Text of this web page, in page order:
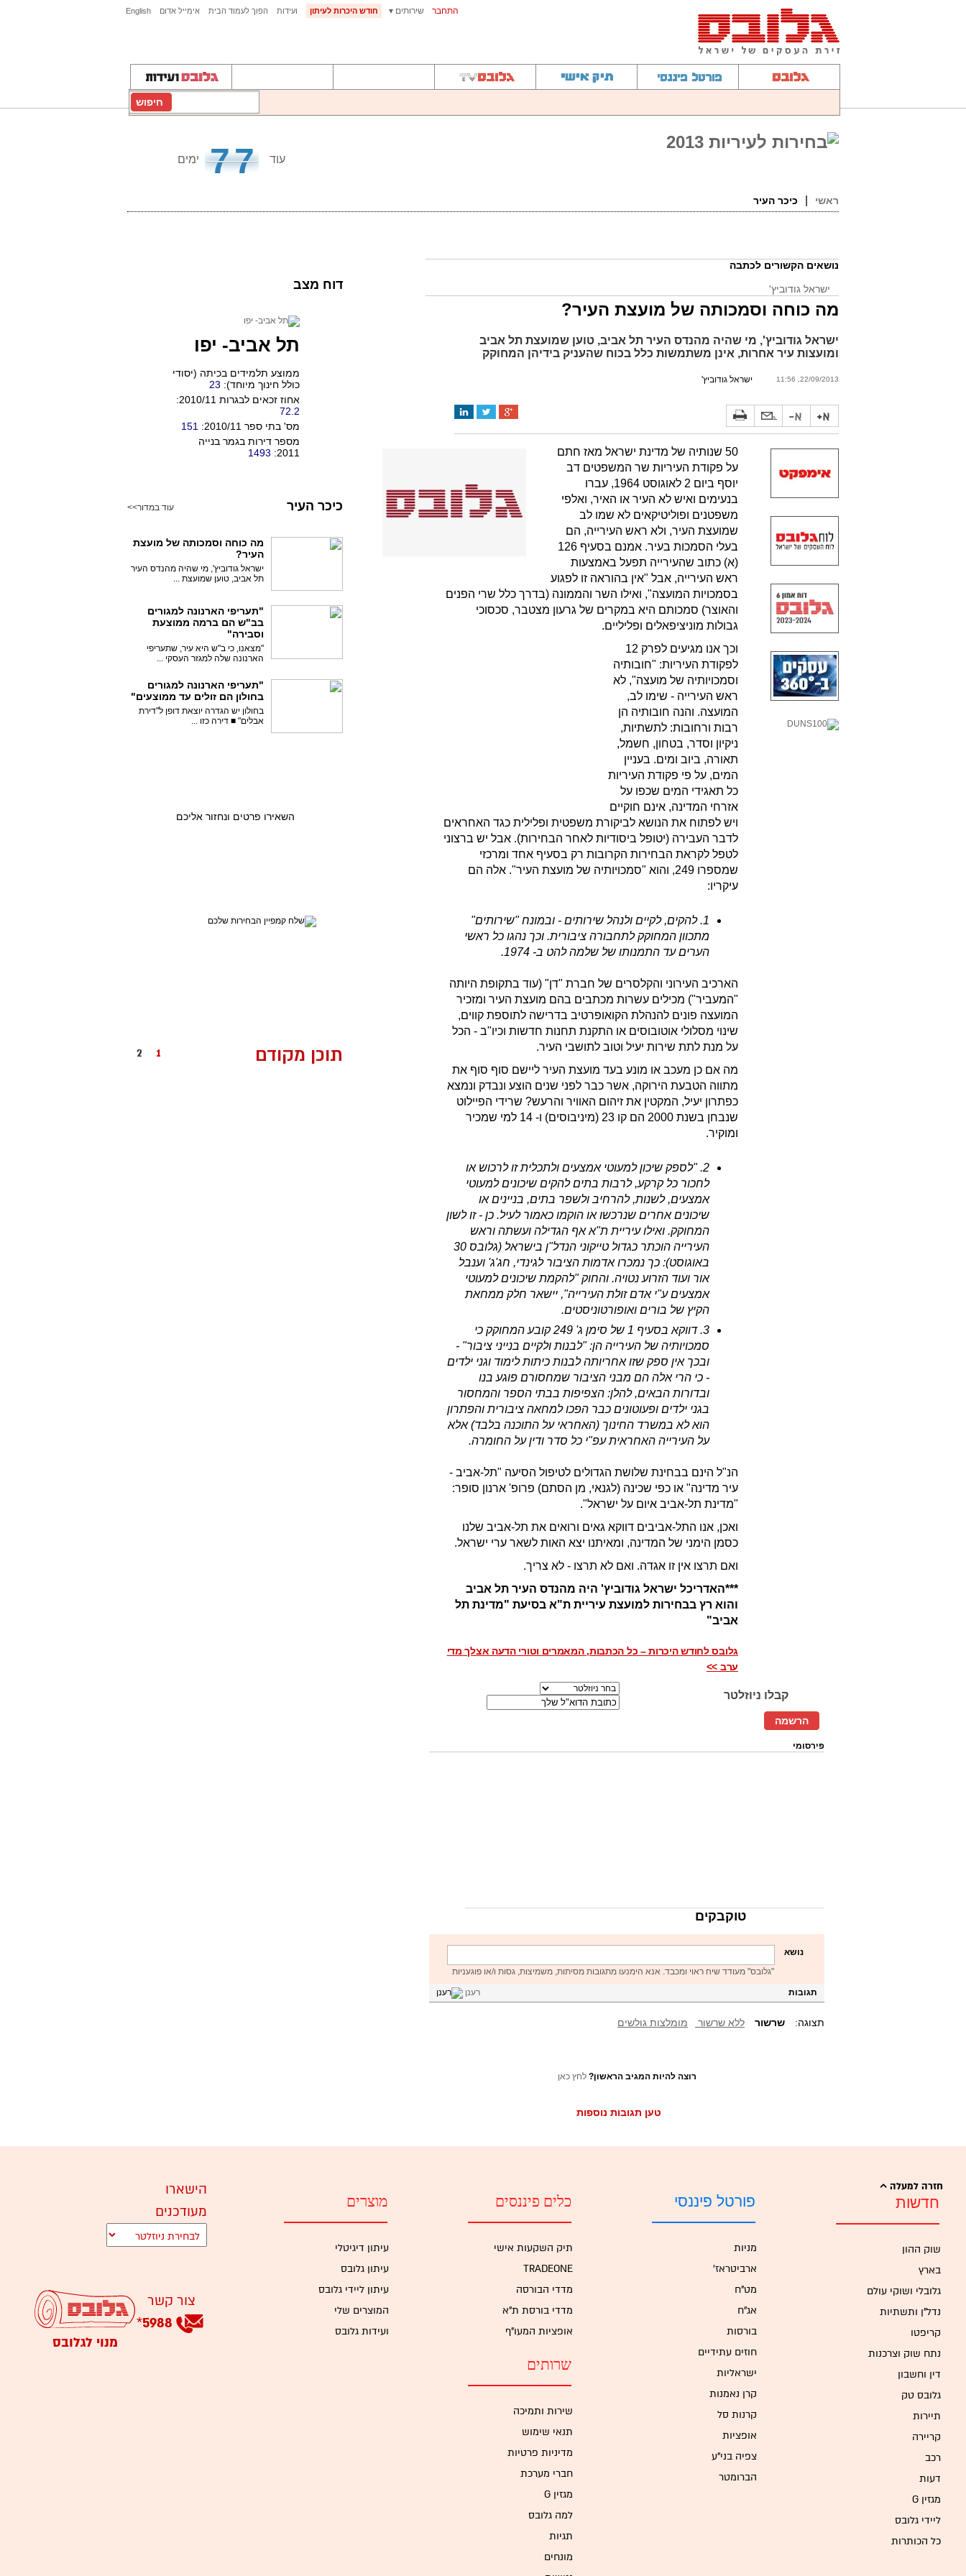
English אימייל אדום הפוך לעמוד הבית ועידות חודש היכרות לעיתון שירותים ▾ התחבר
חיפוש
עוד 77 ימים
ראשי כיכר העיר
נושאים הקשורים לכתבה
ישראל גודוביץ'
עיריות
תל אביב
מה כוחה וסמכותה של מועצת העיר?
ישראל גודוביץ', מי שהיה מהנדס העיר תל אביב, טוען שמועצת תל אביב
ומועצות עיר אחרות, אינן משתמשות כלל בכוח שהעניק בידיהן המחוקק
22/09/2013, 11:56 ישראל גודוביץ'
50 שנותיה של מדינת ישראל מאז חתם
על פקודת העיריות שר המשפטים דב
יוסף ביום 2 לאוגוסט 1964, עברו
בנעימים ואיש לא העיר או האיר, ואלפי
משפטנים ופוליטיקאים לא שמו לב
שמועצת העיר, ולא ראש העירייה, הם
בעלי הסמכות בעיר. אמנם בסעיף 126
(א) כתוב שהעירייה תפעל באמצעות
ראש העירייה, אבל "אין בהוראה זו לפגוע
בסמכויות המועצה", ואילו השר והממונה (בדרך כלל שרי הפנים
והאוצר) סמכותם היא במקרים של גרעון מצטבר, סכסוכי
גבולות מוניציפאלים ופליליים.
וכך אנו מגיעים לפרק 12
לפקודת העיריות: "חובותיה
וסמכויותיה של מועצה", לא
ראש העירייה - שימו לב,
המועצה. והנה חובותיה הן
רבות ורחובות: לתשתיות,
ניקיון וסדר, בטחון, חשמל,
תאורה, ביוב ומים. בעניין
המים, על פי פקודת העיריות
כל תאגידי המים שכפו על
אזרחי המדינה, אינם חוקיים
ויש לפתוח את הנושא לביקורת משפטית ופלילית כגד האחראים
לדבר העבירה (יטופל ביסודיות לאחר הבחירות). אבל יש ברצוני
לטפל לקראת הבחירות הקרובות רק בסעיף אחד ומרכזי
שמספרו 249, והוא "סמכויותיה של מועצת העיר". אלה הם
עיקריו:
1. להקים, לקיים ולנהל שירותים - ובמונח "שירותים"
מתכוון המחוקק לתחבורה ציבורית. וכך נהגו כל ראשי
הערים עד התמנותו של שלמה להט ב- 1974.
הארכיב העירוני והקלסרים של חברת "דן" (עוד בתקופת היותה
"המעביר") מכילים עשרות מכתבים בהם מועצת העיר ומזכיר
המועצה פונים להנהלת הקואופרטיב בדרישה לתוספת קווים,
שינוי מסלולי אוטובוסים או התקנת תחנות חדשות וכיו"ב - הכל
על מנת לתת שירות יעיל וטוב לתושבי העיר.
מה אם כן מעכב או מונע בעד מועצת העיר ליישם סוף סוף את
מתווה הטבעת הירוקה, אשר כבר לפני שנים הוצע ונבדק ונמצא
כפתרון יעיל, המקטין את זיהום האוויר והרעש? שרידי הפיילוט
שנבחן בשנת 2000 הם קו 23 (מיניבוסים) ו- 14 למי שמכיר
ומוקיר.
2. "לספק שיכון למעוטי אמצעים ולתכלית זו לרכוש או
לחכור כל קרקע, לרבות בתים להקים שיכונים למעוטי
אמצעים, לשנות, להרחיב ולשפר בתים, בניינים או
שיכונים אחרים שנרכשו או הוקמו כאמור לעיל. כן - זו לשון
המחוקק. ואילו עיריית ת"א אף הגדילה ועשתה וראש
העירייה הוכתר כגדול טייקוני הנדל"ן בישראל (גלובס 30
באוגוסט): כך נמכרו אדמות הציבור לגינדי, חג'ג' וענבל
אור ועוד הזרוע נטויה. והחוק "להקמת שיכונים למעוטי
אמצעים ע"י אדם זולת העירייה", יישאר חלק ממחאת
הקיץ של בורים ואופורטוניסטים.
3. דווקא בסעיף 1 של סימן ג' 249 קובע המחוקק כי
סמכויותיה של העירייה הן: "לבנות ולקיים בנייני ציבור" -
ובכך אין ספק שזו אחריותה לבנות כיתות לימוד וגני ילדים
- כי הרי אלה הם מבני הציבור שמחסורם פוגע בנו
ובדורות הבאים, להלן: הצפיפות בבתי הספר והמחסור
בגני ילדים ופעוטונים כבר הפכו למחאה ציבורית והפתרון
הוא לא במשרד החינוך (האחראי על התוכנה בלבד) אלא
על העירייה האחראית עפ"י כל סדר ודין על החומרה.
הנ"ל הינם בבחינת שלושת הגדולים לטיפול הסיעה "תל-אביב -
עיר מדינה" או כפי שכינה (לגנאי, מן הסתם) פרופ' ארנון סופר:
"מדינת תל-אביב איום על ישראל".
ואכן, אנו התל-אביבים דווקא גאים ורואים את תל-אביב שלנו
כסמן הימני של המדינה, ומאיתנו יצא האות לשאר ערי ישראל.
ואם תרצו אין זו אגדה. ואם לא תרצו - לא צריך.
***האדריכל ישראל גודוביץ' היה מהנדס העיר תל אביב
והוא רץ בבחירות למועצת עיריית ת"א בסיעת "מדינת תל
אביב"
גלובס לחודש היכרות – כל הכתבות, המאמרים וטורי הדעה אצלך מדי
ערב >>
קבלו ניוזלטר
הרשמה
פירסומי
טוקבקים
נושא
"גלובס" מעודד שיח ראוי ומכבד. אנא הימנעו מתגובות מסיתות, משמיצות, גסות ו/או פוגעניות
תגובות רענן
תצוגה: שרשור ללא שרשור מומלצות גולשים
רוצה להיות המגיב הראשון? לחץ כאן
טען תגובות נוספות
דוח מצב
תל אביב- יפו
ממוצע תלמידים בכיתה (יסודי
כולל חינוך מיוחד): 23
אחוז זכאים לבגרות 2010/11:
72.2
מס' בתי ספר 2010/11:
מספר דירות בגמר בנייה
2011:
1493
כיכר העיר עוד במדור>>
מה כוחה וסמכותה של מועצת
העיר?
ישראל גודוביץ', מי שהיה מהנדס העיר
תל אביב, טוען שמועצת ...
"תעריפי הארנונה למגורים
בב"ש הם ברמה ממוצעת
וסבירה"
"מצאנו, כי ב"ש היא עיר, שתעריפי
הארנונה שלה למגזר העסקי ...
"תעריפי הארנונה למגורים
בחולון הם זולים עד ממוצעים"
בחולון יש הגדרה יוצאת דופן ל"דירת
אבלים" ■ דירה כזו ...
השאירו פרטים ונחזור אליכם
תוכן מקודם 1
2
חזרה למעלה
חדשות
שוק ההון
בארץ
גלובלי ושוקי עולם
נדל"ן ותשתיות
קריפטו
נתח שוק וצרכנות
דין וחשבון
גלובס טק
תיירות
קריירה
רכב
דעות
G מגזין
ליידי גלובס
כל הכותרות
פורטל פיננסי
מניות
'ארביטראז
מט"ח
אג"ח
בורסות
חוזים עתידיים
ישראליות
קרן נאמנות
קרנות סל
אופציות
צפיה בני"ע
הברומטר
כלים פיננסים
תיק השקעות אישי
TRADEONE
מדדי הבורסה
מדדי בורסת ת"א
אופציות המעו"ף
שרותים
שירות ותמיכה
תנאי שימוש
מדיניות פרטיות
חברי מערכת
G מגזין
למה גלובס
תגיות
מונחים
מוצרים
עיתון דיגיטלי
עיתון גלובס
עיתון ליידי גלובס
המוצרים שלי
ועידות גלובס
הישארו
מעודכנים
צור קשר
5988
*
מנוי לגלובס